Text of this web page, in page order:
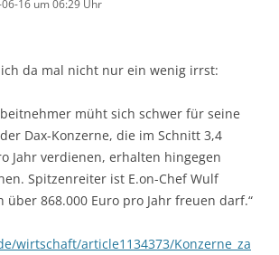
16 um 06:29 Uhr
da mal nicht nur ein wenig irrst:
müht sich schwer für seine
Dax-Konzerne, die im Schnitt 3,4
Jahr verdienen, erhalten hingegen
Spitzenreiter ist E.on-Chef Wulf
über 868.000 Euro pro Jahr freuen darf.“
wirtschaft/article1134373/Konzerne_za